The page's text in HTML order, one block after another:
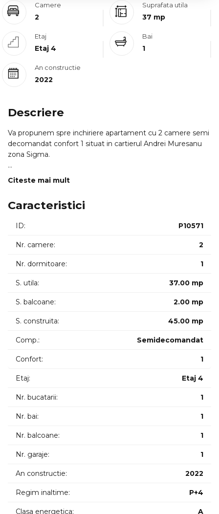
Camere
2
Suprafata utila
37 mp
Etaj
Etaj 4
Bai
1
An constructie
2022
Descriere
Va propunem spre inchiriere apartament cu 2 camere semi
decomandat confort 1 situat in cartierul Andrei Muresanu
zona Sigma.
Apartamentul este disponibil la etajul 4 din 4 cu lift cu o
materiale si mobila de cea mai buna calitate (import Italia)
cu centrala termica cu incalzire in pardoseala frigider
Citeste mai mult
Caracteristici
ID: P10571
Nr. camere: 2
Nr. dormitoare: 1
S. utila: 37.00 mp
S. balcoane: 2.00 mp
S. construita: 45.00 mp
Comp.: Semidecomandat
Confort: 1
Etaj: Etaj 4
Nr. bucatarii: 1
Nr. bai: 1
Nr. balcoane: 1
Nr. garaje: 1
An constructie: 2022
Regim inaltime: P+4
Clasa energetica: A